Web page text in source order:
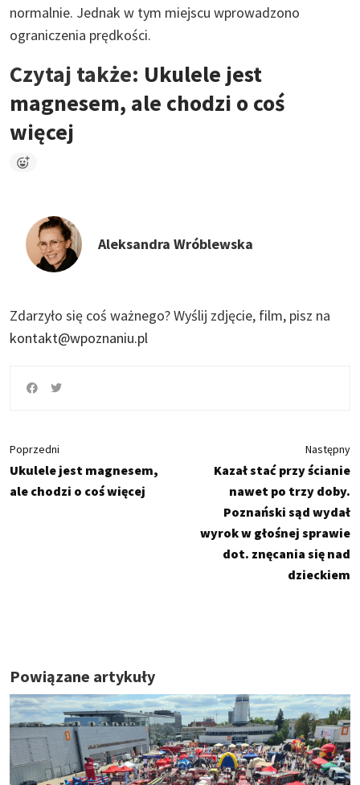
normalnie. Jednak w tym miejscu wprowadzono
ograniczenia prędkości.
Czytaj także: Ukulele jest
magnesem, ale chodzi o coś
więcej
Aleksandra Wróblewska
Zdarzyło się coś ważnego?Wyślij zdjęcie, film, pisz na
kontakt@wpoznaniu.pl
Poprzedni
Ukulele jest magnesem,
ale chodzi o coś więcej
Następny
Kazał stać przy ścianie
nawet po trzy doby.
Poznański sąd wydał
wyrok w głośnej sprawie
dot. znęcania się nad
dzieckiem
Powiązane artykuły